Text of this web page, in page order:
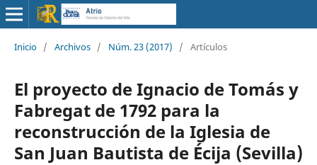
Inicio / Archivos / Núm. 23 (2017) / Artículos
El proyecto de Ignacio de Tomás y
Fabregat de 1792 para la
reconstrucción de la Iglesia de
San Juan Bautista de Écija (Sevilla)